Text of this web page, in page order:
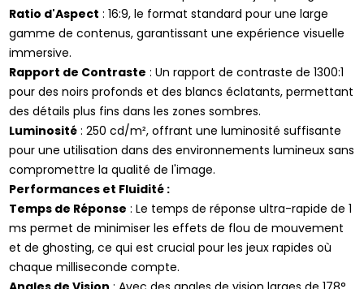
Ratio d'Aspect : 16:9, le format standard pour une large
gamme de contenus, garantissant une expérience visuelle
immersive.
Rapport de Contraste : Un rapport de contraste de 1300:1
pour des noirs profonds et des blancs éclatants, permettant
des détails plus fins dans les zones sombres.
Luminosité : 250 cd/m², offrant une luminosité suffisante
pour une utilisation dans des environnements lumineux sans
compromettre la qualité de l'image.
Performances et Fluidité :
Temps de Réponse : Le temps de réponse ultra-rapide de 1
ms permet de minimiser les effets de flou de mouvement
et de ghosting, ce qui est crucial pour les jeux rapides où
chaque milliseconde compte.